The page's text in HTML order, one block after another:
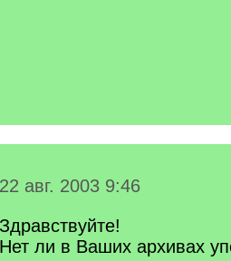
22 авг. 2003 9:46
Здравствуйте!
Нет ли в Ваших архивах